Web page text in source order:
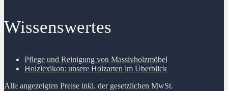
Wissenswertes
Pflege und Reinigung von Massivholzmöbel
Holzlexikon: unsere Holzarten im Überblick
Alle angezeigten Preise inkl. der gesetzlichen MwSt.